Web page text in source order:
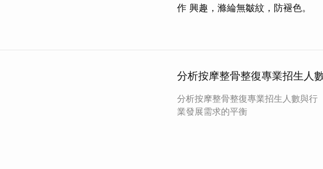
作 興趣，滌綸無皺紋，防褪色。
分析按摩整骨整復專業招生人
分析按摩整骨整復專業招生人數與行
業發展需求的平衡